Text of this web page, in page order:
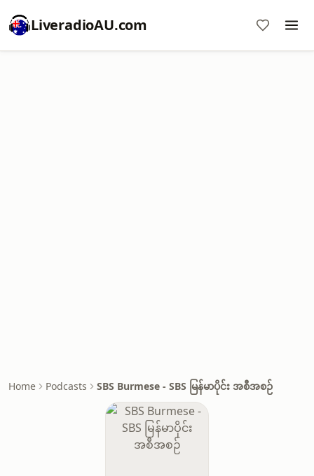
LiveradioAU.com
Home Podcasts SBS Burmese - SBS မြန်မာပိုင်း အစီအစဉ်